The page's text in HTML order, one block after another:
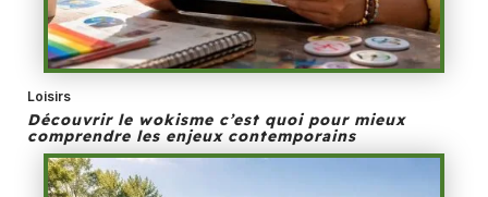
Loisirs
Découvrir le wokisme c’est quoi pour mieux
comprendre les enjeux contemporains